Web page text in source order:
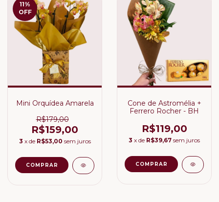
11%
OFF
Mini Orquídea Amarela
R$179,00
R$159,00
3 x de R$53,00 sem juros
Cone de Astromélia +
Ferrero Rocher - BH
R$119,00
3 x de R$39,67 sem juros